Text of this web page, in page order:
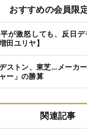
おすすめの会員限
が激怒しても、反日
田ユリヤ】
ストン、東芝...メーカ
ー」の勝算
関連記事